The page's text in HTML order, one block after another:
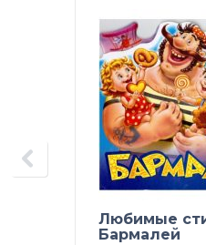
Любимые
Бармалей